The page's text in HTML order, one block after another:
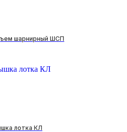
шарнирный ШСП
лотка КЛ